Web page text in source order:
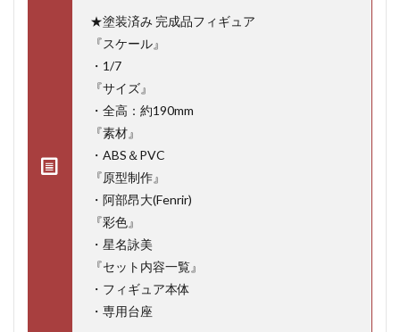
★塗装済み 完成品フィギュア
『スケール』
・1/7
『サイズ』
・全高：約190mm
『素材』
・ABS＆PVC
『原型制作』
・阿部昂大(Fenrir)
『彩色』
・星名詠美
『セット内容一覧』
・フィギュア本体
・専用台座